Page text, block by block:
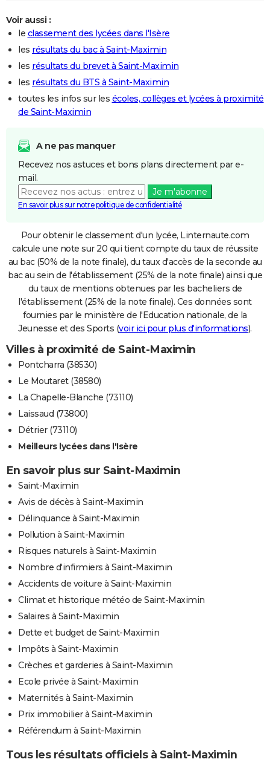
Voir aussi :
le classement des lycées dans l'Isère
les résultats du bac à Saint-Maximin
les résultats du brevet à Saint-Maximin
les résultats du BTS à Saint-Maximin
toutes les infos sur les écoles, collèges et lycées à proximité
de Saint-Maximin
A ne pas manquer
Recevez nos astuces et bons plans directement par e-
mail.
Je m'abonne
En savoir plus sur notre politique de confidentialité
Pour obtenir le classement d'un lycée, Linternaute.com
calcule une note sur 20 qui tient compte du taux de réussite
au bac (50% de la note finale), du taux d'accès de la seconde au
bac au sein de l'établissement (25% de la note finale) ainsi que
du taux de mentions obtenues par les bacheliers de
l'établissement (25% de la note finale). Ces données sont
fournies par le ministère de l'Education nationale, de la
Jeunesse et des Sports (voir ici pour plus d'informations).
Villes à proximité de Saint-Maximin
Pontcharra (38530)
Le Moutaret (38580)
La Chapelle-Blanche (73110)
Laissaud (73800)
Détrier (73110)
Meilleurs lycées dans l'Isère
En savoir plus sur Saint-Maximin
Saint-Maximin
Avis de décès à Saint-Maximin
Délinquance à Saint-Maximin
Pollution à Saint-Maximin
Risques naturels à Saint-Maximin
Nombre d'infirmiers à Saint-Maximin
Accidents de voiture à Saint-Maximin
Climat et historique météo de Saint-Maximin
Salaires à Saint-Maximin
Dette et budget de Saint-Maximin
Impôts à Saint-Maximin
Crèches et garderies à Saint-Maximin
Ecole privée à Saint-Maximin
Maternités à Saint-Maximin
Prix immobilier à Saint-Maximin
Référendum à Saint-Maximin
Tous les résultats officiels à Saint-Maximin